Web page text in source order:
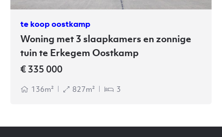
te koop oostkamp
Woning met 3 slaapkamers en zonnige
tuin te Erkegem Oostkamp
€ 335 000
136m² 827m² 3